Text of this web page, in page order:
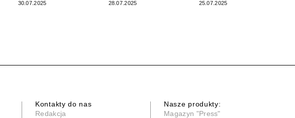
30.07.2025 28.07.2025 25.07.2025
Kontakty do nas
Redakcja
Nasze produkty:
Magazyn "Press"